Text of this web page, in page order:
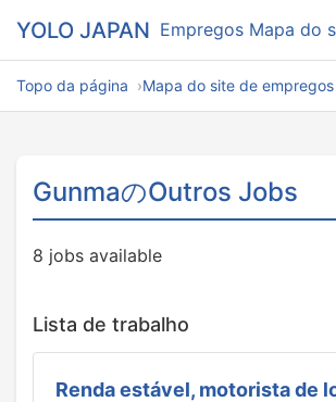
YOLO JAPAN Empregos Mapa do
Topo da página Mapa do site de empregos
GunmaのOutros Jobs
8 jobs available
Lista de trabalho
Renda estável, motorista de